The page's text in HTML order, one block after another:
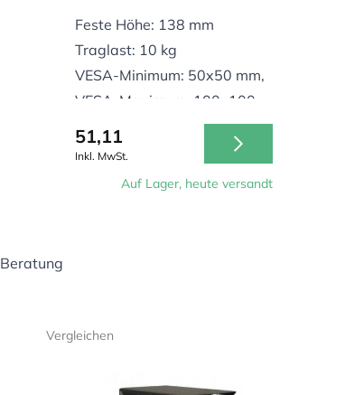
Feste Höhe: 138 mm
Traglast: 10 kg
VESA-Minimum: 50x50 mm,
VESA-Maximum: 100x100
51,11
Inkl. MwSt.
Auf Lager, heute versandt
Beratung
Vergleichen